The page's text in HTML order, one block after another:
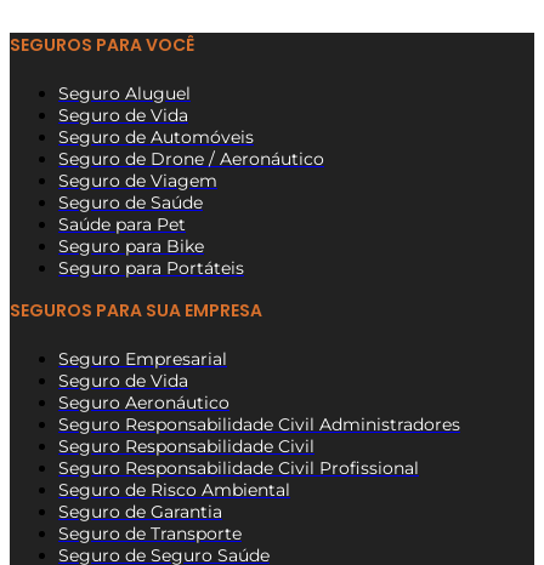
SEGUROS PARA VOCÊ
Seguro Aluguel
Seguro de Vida
Seguro de Automóveis
Seguro de Drone / Aeronáutico
Seguro de Viagem
Seguro de Saúde
Saúde para Pet
Seguro para Bike
Seguro para Portáteis
SEGUROS PARA SUA EMPRESA
Seguro Empresarial
Seguro de Vida
Seguro Aeronáutico
Seguro Responsabilidade Civil Administradores
Seguro Responsabilidade Civil
Seguro Responsabilidade Civil Profissional
Seguro de Risco Ambiental
Seguro de Garantia
Seguro de Transporte
Seguro de Seguro Saúde